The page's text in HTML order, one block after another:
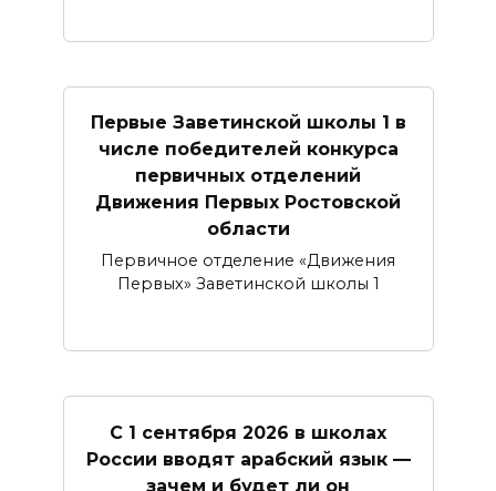
Первые Заветинской школы 1 в
числе победителей конкурса
первичных отделений
Движения Первых Ростовской
области
Первичное отделение «Движения
Первых» Заветинской школы 1
С 1 сентября 2026 в школах
России вводят арабский язык —
зачем и будет ли он